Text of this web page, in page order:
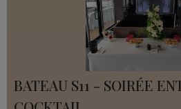
BATEAU S11 - SOIRÉE